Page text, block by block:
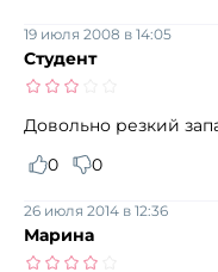
Студент
19 июля 2008 в 14:05
Довольно резкий
0
0
Марина
26 июля 2014 в 12:36